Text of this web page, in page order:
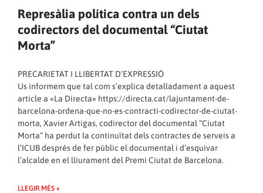
Represàlia política contra un dels
codirectors del documental “Ciutat
Morta”
PRECARIETAT I LLIBERTAT D’EXPRESSIÓ
Us informem que tal com s’explica detalladament a aquest
article a «La Directa» https://directa.cat/lajuntament-de-
barcelona-ordena-que-no-es-contracti-codirector-de-ciutat-
morta, Xavier Artigas, codirector del documental “Ciutat
Morta” ha perdut la continuïtat dels contractes de serveis a
l’ICUB després de fer públic el documental i d’esquivar
l’alcalde en el lliurament del Premi Ciutat de Barcelona.
LLEGIR MÉS »